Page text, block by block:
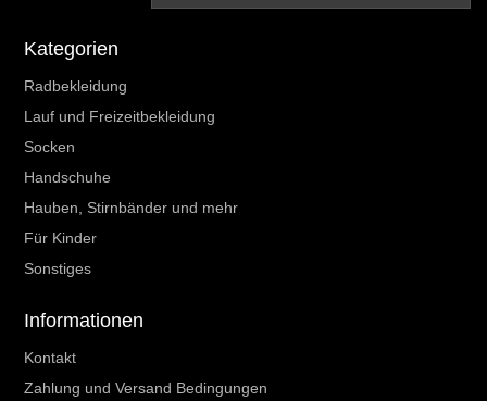
Kategorien
Radbekleidung
Lauf und Freizeitbekleidung
Socken
Handschuhe
Hauben, Stirnbänder und mehr
Für Kinder
Sonstiges
Informationen
Kontakt
Zahlung und Versand Bedingungen